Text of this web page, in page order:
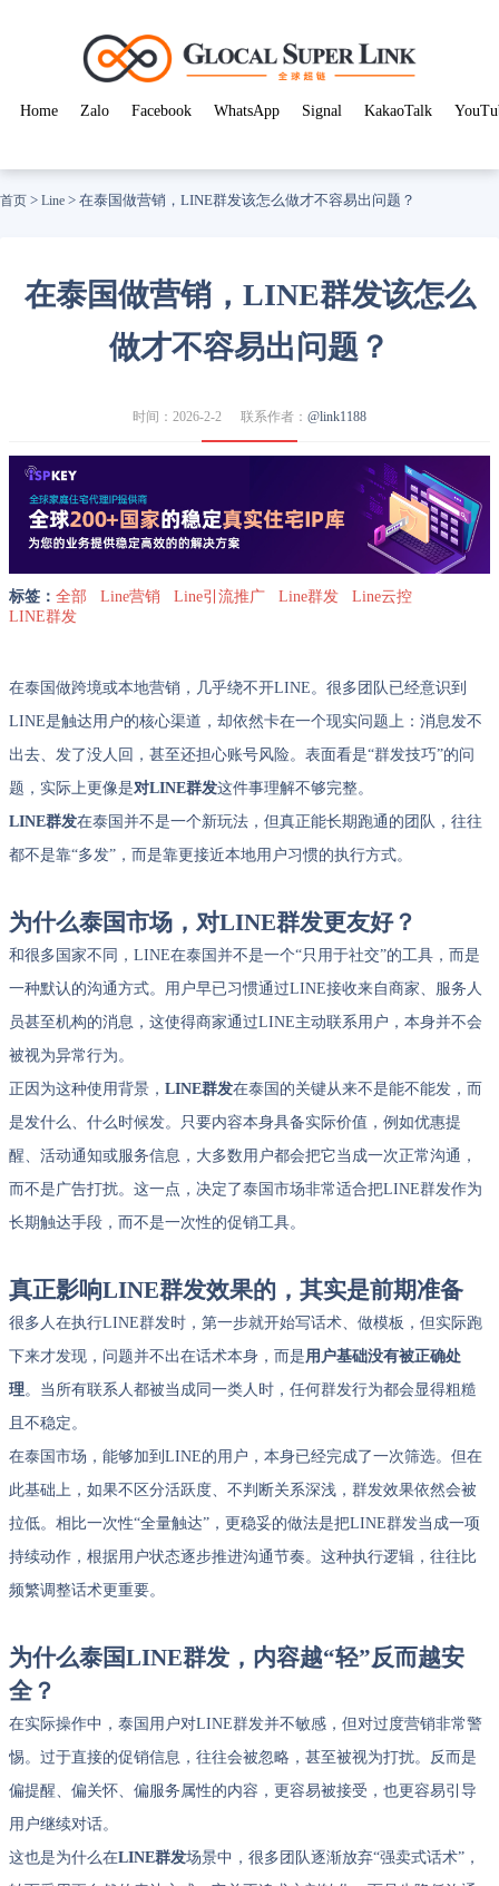
Home Zalo Facebook WhatsApp Signal KakaoTalk
首页 > Line > 在泰国做营销，LINE群发该怎么做才不容易出问题？
在泰国做营销，LINE群发该怎么
做才不容易出问题？
时间：2026-2-2 联系作者： @link1188
标签： 全部 Line营销 Line引流推广 Line群发
Line云控
LINE群发
在泰国做跨境或本地营销，几乎绕不开LINE。很多团队已经意识到
LINE是触达用户的核心渠道，却依然卡在一个现实问题上：消息发不
出去、发了没人回，甚至还担心账号风险。表面看是“群发技巧”的问
题，实际上更像是对LINE群发这件事理解不够完整。
LINE群发在泰国并不是一个新玩法，但真正能长期跑通的团队，往往
都不是靠“多发”，而是靠更接近本地用户习惯的执行方式。
为什么泰国市场，对LINE群发更友好？
和很多国家不同，LINE在泰国并不是一个“只用于社交”的工具，而是
一种默认的沟通方式。用户早已习惯通过LINE接收来自商家、服务人
员甚至机构的消息，这使得商家通过LINE主动联系用户，本身并不会
被视为异常行为。
正因为这种使用背景， LINE群发在泰国的关键从来不是能不能发，而
是发什么、什么时候发。只要内容本身具备实际价值，例如优惠提
醒、活动通知或服务信息，大多数用户都会把它当成一次正常沟通，
而不是广告打扰。这一点，决定了泰国市场非常适合把LINE群发作为
长期触达手段，而不是一次性的促销工具。
真正影响LINE群发效果的，其实是前期准备
很多人在执行LINE群发时，第一步就开始写话术、做模板，但实际跑
下来才发现，问题并不出在话术本身，而是用户基础没有被正确处
理。当所有联系人都被当成同一类人时，任何群发行为都会显得粗糙
且不稳定。
在泰国市场，能够加到LINE的用户，本身已经完成了一次筛选。但在
此基础上，如果不区分活跃度、不判断关系深浅，群发效果依然会被
拉低。相比一次性“全量触达”，更稳妥的做法是把LINE群发当成一项
持续动作，根据用户状态逐步推进沟通节奏。这种执行逻辑，往往比
频繁调整话术更重要。
为什么泰国LINE群发，内容越“轻”反而越安
全？
在实际操作中，泰国用户对LINE群发并不敏感，但对过度营销非常警
惕。过于直接的促销信息，往往会被忽略，甚至被视为打扰。反而是
偏提醒、偏关怀、偏服务属性的内容，更容易被接受，也更容易引导
用户继续对话。
这也是为什么在LINE群发场景中，很多团队逐渐放弃“强卖式话术”，